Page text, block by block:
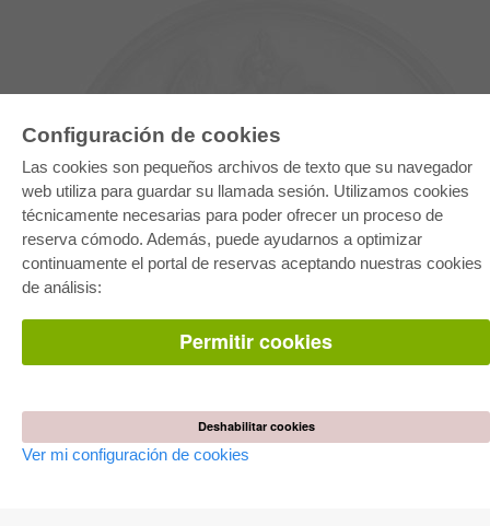
Configuración de cookies
Las cookies son pequeños archivos de texto que su navegador
web utiliza para guardar su llamada sesión. Utilizamos cookies
técnicamente necesarias para poder ofrecer un proceso de
reserva cómodo. Además, puede ayudarnos a optimizar
continuamente el portal de reservas aceptando nuestras cookies
de análisis:
Permitir cookies
Deshabilitar cookies
Ver mi configuración de cookies
E-COLLECTION
Paquete entero
Paquete de especialidades
Facilitación de E-Books
Preguntas mas frequentes(FAQ)
Condiciones